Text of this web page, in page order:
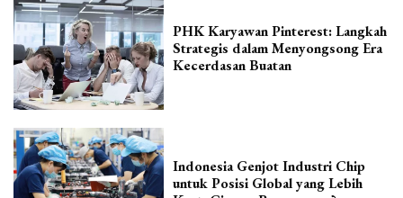
PHK Karyawan Pinterest: Langkah
Strategis dalam Menyongsong Era
Kecerdasan Buatan
Indonesia Genjot Industri Chip
untuk Posisi Global yang Lebih